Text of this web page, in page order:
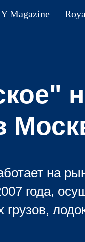
Magazine
на
года,
грузов,